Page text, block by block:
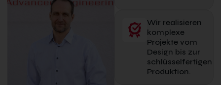
Wir realisieren
komplexe
Projekte vom
Design bis zur
schlüsselfertigen
Produktion.